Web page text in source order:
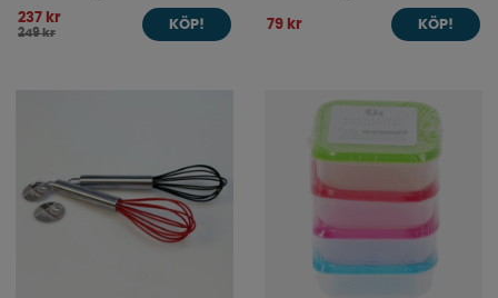
237 kr
249 kr
KÖP! 79 kr KÖP!